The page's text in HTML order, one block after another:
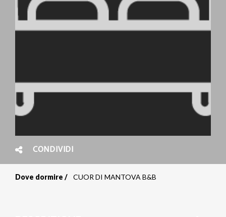
CONDIVIDI
Dove dormire CUOR DI MANTOVA B&B